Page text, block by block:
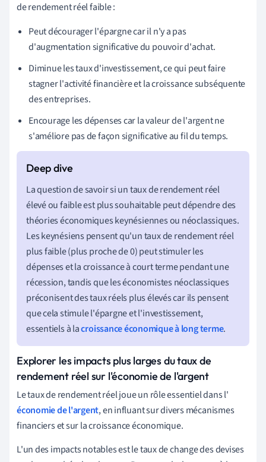
de rendement réel faible :
Peut décourager l'épargne car il n'y a pas
d'augmentation significative du pouvoir d'achat.
Diminue les taux d'investissement, ce qui peut faire
stagner l'activité financière et la croissance subséquente
des entreprises.
Encourage les dépenses car la valeur de l'argent ne
s'améliore pas de façon significative au fil du temps.
La question de savoir si un taux de rendement réel
élevé ou faible est plus souhaitable peut dépendre des
théories économiques keynésiennes ou néoclassiques.
Les keynésiens pensent qu'un taux de rendement réel
plus faible (plus proche de 0) peut stimuler les
dépenses et la croissance à court terme pendant une
récession, tandis que les économistes néoclassiques
préconisent des taux réels plus élevés car ils pensent
que cela stimule l'épargne et l'investissement,
essentiels à lacroissance économique à long terme.
Explorer les impacts plus larges du taux de
rendement réel sur l'économie de l'argent
Le taux de rendement réel joue un rôle essentiel dans l'
économie de l'argent, en influant sur divers mécanismes
financiers et sur la croissance économique.
L'un des impacts notables est le taux de change des devises